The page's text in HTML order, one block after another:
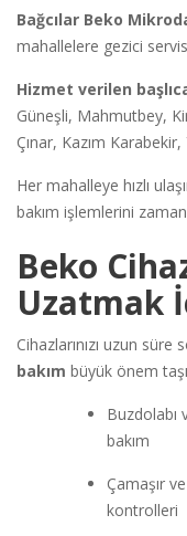
Bağcılar Beko
mahallelere gezici
Hizmet verilen
Güneşli, Mahmutbey,
Çınar, Kazım
Her mahalleye hızlı
bakım işlemlerini
Beko
Uzatmak
Cihazlarınızı uzun
bakım büyük önem
Buzdolabı
bakım
Çamaşır
kontrolleri